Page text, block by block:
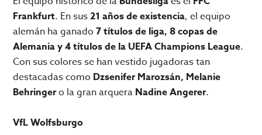
Frankfurt. En sus21 años de existencia, el equipo
alemán ha ganado 7 títulos de liga, 8 copas de
Alemania y 4 títulos de la UEFA Champions League.
Con sus colores se han vestido jugadoras tan
destacadas como Dzsenifer Marozsán, Melanie
Behringero la gran arquera Nadine Angerer.
VfL Wolfsburgo